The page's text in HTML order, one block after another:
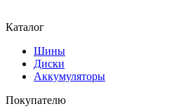
Каталог
Шины
Диски
Аккумуляторы
Покупателю